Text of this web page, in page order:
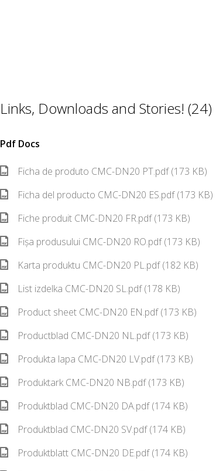
Links, Downloads and Stories! (24)
Pdf Docs
Ficha de produto CMC-DN20 PT.pdf (173 KB)
Ficha del producto CMC-DN20 ES.pdf (173 KB)
Fiche produit CMC-DN20 FR.pdf (173 KB)
Fișa produsului CMC-DN20 RO.pdf (173 KB)
Karta produktu CMC-DN20 PL.pdf (182 KB)
List izdelka CMC-DN20 SL.pdf (178 KB)
Product sheet CMC-DN20 EN.pdf (173 KB)
Productblad CMC-DN20 NL.pdf (173 KB)
Produkta lapa CMC-DN20 LV.pdf (173 KB)
Produktark CMC-DN20 NB.pdf (173 KB)
Produktblad CMC-DN20 DA.pdf (174 KB)
Produktblad CMC-DN20 SV.pdf (174 KB)
Produktblatt CMC-DN20 DE.pdf (174 KB)